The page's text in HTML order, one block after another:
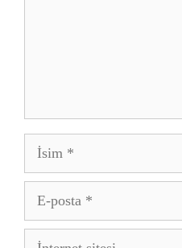
İsim
posta
İnternet